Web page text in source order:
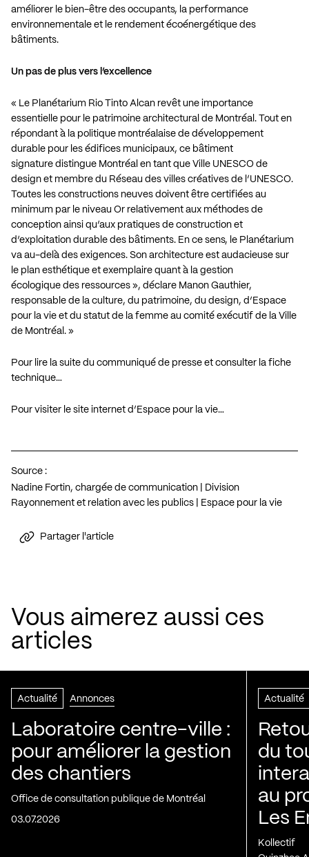
améliorer le bien-être des occupants, la performance
environnementale et le rendement écoénergétique des
bâtiments.
Un pas de plus vers l’excellence
« Le Planétarium Rio Tinto Alcan revêt une importance
essentielle pour le patrimoine architectural de Montréal. Tout en
répondant à la politique montréalaise de développement
durable pour les édifices municipaux, ce bâtiment
signature distingue Montréal en tant que Ville UNESCO de
design et membre du Réseau des villes créatives de l’UNESCO.
Toutes les constructions neuves doivent être certifiées au
minimum par le niveau Or relativement aux méthodes de
conception ainsi qu’aux pratiques de construction et
d’exploitation durable des bâtiments. En ce sens, le Planétarium
va au-delà des exigences. Son architecture est audacieuse sur
le plan esthétique et exemplaire quant à la gestion
écologique des ressources », déclare Manon Gauthier,
responsable de la culture, du patrimoine, du design, d’Espace
pour la vie et du statut de la femme au comité exécutif de la Ville
de Montréal. »
Pour lire la suite du communiqué de presse et consulter la fiche
technique…
Pour visiter le site internet d’Espace pour la vie…
Source :
Nadine Fortin, chargée de communication | Division
Rayonnement et relation avec les publics | Espace pour la vie
Partager l'article
Vous aimerez aussi ces
articles
Actualité Annonces
Laboratoire centre-ville :
pour améliorer la gestion
des chantiers
Office de consultation publique de Montréal
03.07.2026
Actualité
du
au
Les
Kollectif